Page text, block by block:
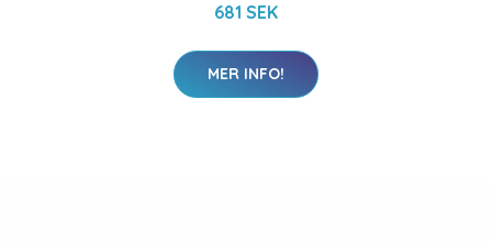
681 SEK
MER INFO!